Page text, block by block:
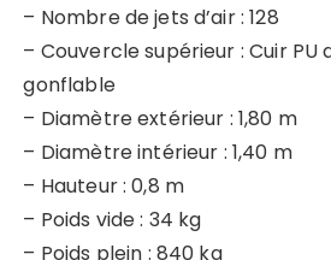
– Nombre de jets d’air : 128
– Couvercle supérieur : Cuir
gonflable
– Diamètre extérieur : 1,80 m
– Diamètre intérieur : 1,40 m
– Hauteur : 0,8 m
– Poids vide : 34 kg
– Poids plein : 840 kg